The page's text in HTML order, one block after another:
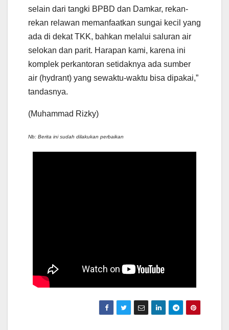
selain dari tangki BPBD dan Damkar, rekan-
rekan relawan memanfaatkan sungai kecil yang
ada di dekat TKK, bahkan melalui saluran air
selokan dan parit. Harapan kami, karena ini
komplek perkantoran setidaknya ada sumber
air (hydrant) yang sewaktu-waktu bisa dipakai,”
tandasnya.
(Muhammad Rizky)
Nb: Berita ini sudah dilakukan perbaikan